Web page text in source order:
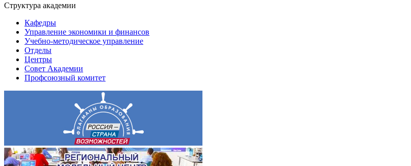
Структура академии
Кафедры
Управление экономики и финансов
Учебно-методическое управление
Отделы
Центры
Совет Академии
Профсоюзный комитет